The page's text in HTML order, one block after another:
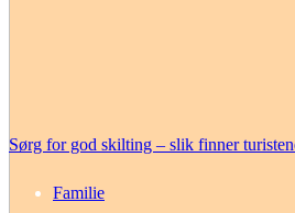
Sørg for god skilting – slik finner
Familie